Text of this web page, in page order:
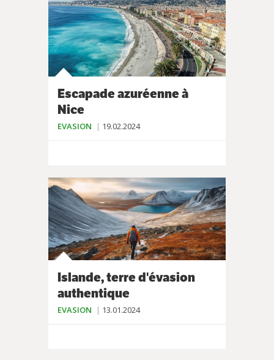
Escapade azuréenne à
Nice
EVASION 19.02.2024
Islande, terre d'évasion
authentique
EVASION 13.01.2024